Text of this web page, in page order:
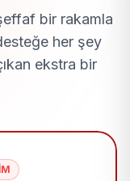
bir rakamla
her şey
ekstra bir